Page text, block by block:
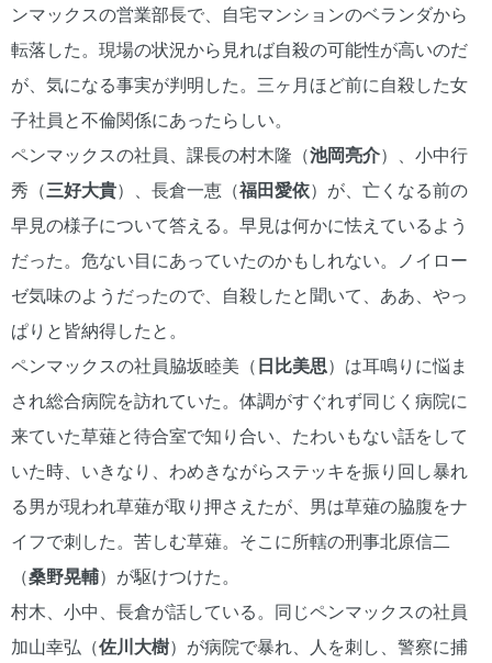
ンマックスの営業部長で、自宅マンションのベランダから
転落した。現場の状況から見れば自殺の可能性が高いのだ
が、気になる事実が判明した。三ヶ月ほど前に自殺した女
子社員と不倫関係にあったらしい。
ペンマックスの社員、課長の村木隆（池岡亮介）、小中行
秀（三好大貴）、長倉一恵（福田愛依）が、亡くなる前の
早見の様子について答える。早見は何かに怯えているよう
だった。危ない目にあっていたのかもしれない。ノイロー
ゼ気味のようだったので、自殺したと聞いて、ああ、やっ
ぱりと皆納得したと。
ペンマックスの社員脇坂睦美（日比美思）は耳鳴りに悩ま
され総合病院を訪れていた。体調がすぐれず同じく病院に
来ていた草薙と待合室で知り合い、たわいもない話をして
いた時、いきなり、わめきながらステッキを振り回し暴れ
る男が現われ草薙が取り押さえたが、男は草薙の脇腹をナ
イフで刺した。苦しむ草薙。そこに所轄の刑事北原信二
（桑野晃輔）が駆けつけた。
村木、小中、長倉が話している。同じペンマックスの社員
加山幸弘（佐川大樹）が病院で暴れ、人を刺し、警察に捕